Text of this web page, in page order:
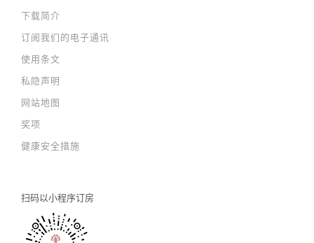
下载简介
订阅我们的电子通讯
使用条文
私隐声明
网站地图
奖项
健康安全措施
扫码以小程序订房